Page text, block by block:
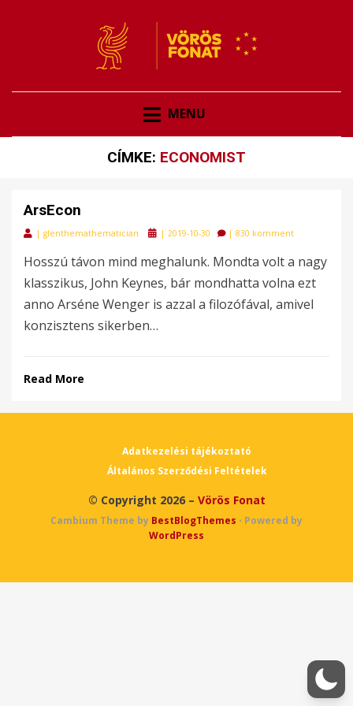
VÖRÖS FONAT
MENU
CÍMKE: ECONOMIST
ArsEcon
| glenthemathematician
Posted
| 2019-10-30 | 830 komment
Hosszú távon mind meghalunk. Mondta volt a nagy
klasszikus, John Keynes, bár mondhatta volna ezt
anno Arséne Wenger is azzal a filozófával, amivel
konzisztens sikerben…
Read More
Adatkezelési tájékoztató
Általános Szerződési Feltételek
© Copyright 2026 – Vörös Fonat
Cambium Theme by BestBlogThemes ⋅ Powered by
WordPress